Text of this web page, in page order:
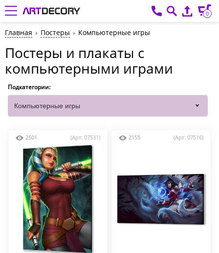
0
Главная Постеры Компьютерные игры
Постеры и плакаты с
компьютерными играми
Подкатегории:
2501 (Арт: 07531) 2155 (Арт: 07516)